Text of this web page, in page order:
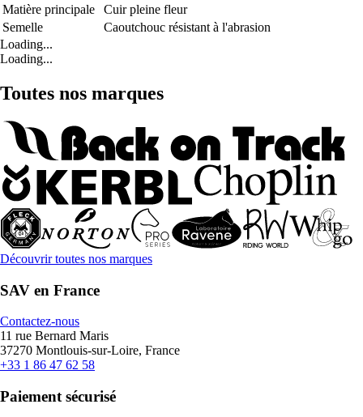
Matière principale
Cuir pleine fleur
Semelle
Caoutchouc résistant à l'abrasion
Loading...
Loading...
Toutes nos marques
Découvrir toutes nos marques
SAV en France
Contactez-nous
11 rue Bernard Maris
37270 Montlouis-sur-Loire, France
+33 1 86 47 62 58
Paiement sécurisé